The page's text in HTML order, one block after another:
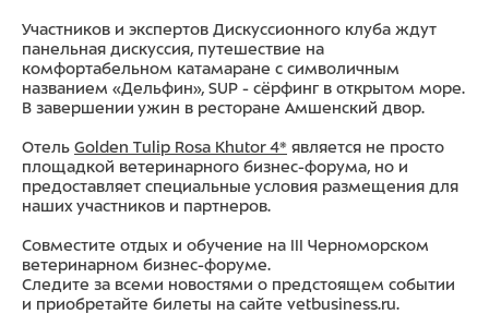
Участников и экспертов Дискуссионного клуба ждут
панельная дискуссия, путешествие на
комфортабельном катамаране с символичным
названием «Дельфин», SUP - сёрфинг в открытом море.
В завершении ужин в ресторане Амшенский двор.
Отель Golden Tulip Rosa Khutor 4* является не просто
площадкой ветеринарного бизнес-форума, но и
предоставляет специальные условия размещения для
наших участников и партнеров.
Совместите отдых и обучение на III Черноморском
ветеринарном бизнес-форуме.
Следите за всеми новостями о предстоящем событии
и приобретайте билеты на сайте vetbusiness.ru.